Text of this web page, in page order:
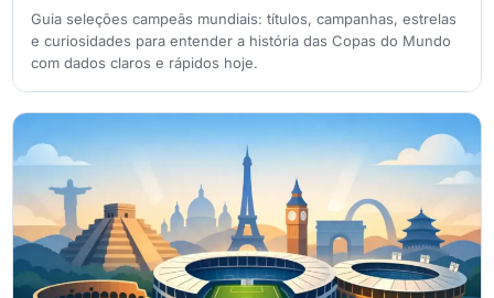
Guia seleções campeãs mundiais: títulos, campanhas, estrelas
e curiosidades para entender a história das Copas do Mundo
com dados claros e rápidos hoje.